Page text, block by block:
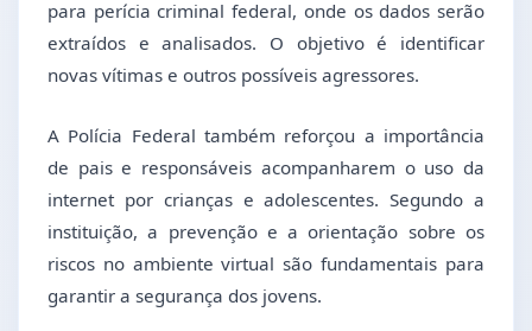
para perícia criminal federal, onde os dados serão
extraídos e analisados. O objetivo é identificar
novas vítimas e outros possíveis agressores.
A Polícia Federal também reforçou a importância
de pais e responsáveis acompanharem o uso da
internet por crianças e adolescentes. Segundo a
instituição, a prevenção e a orientação sobre os
riscos no ambiente virtual são fundamentais para
garantir a segurança dos jovens.